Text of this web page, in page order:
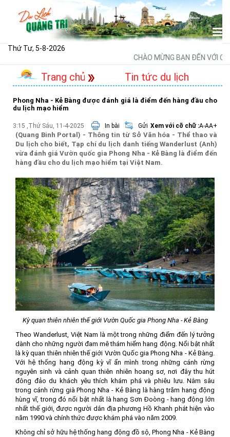
Thứ Tư, 5-8-2026
CHÀO MỪNG BẠN ĐẾN VỚI
Trang chủ Tin tức du lịch
Phong Nha - Kẻ Bàng được đánh giá là điểm đến hàng đầu cho
du lịch mạo hiểm
3:15 ,Thứ Sáu, 11-4-2025 In bài Gửi Xem với cỡ chữ :A-AA+
(Quang Binh Portal) - Thông tin từ Sở Văn hóa - Thể thao và
Du lịch cho biết, Tạp chí du lịch danh tiếng Wanderlust (Anh)
vừa đánh giá Vườn quốc gia Phong Nha - Kẻ Bàng là điểm đến
hàng đầu cho du lịch mạo hiểm tại Việt Nam.
Kỳ quan thiên nhiên thế giới Vườn Quốc gia Phong Nha - Kẻ Bàng
Theo Wanderlust, Việt Nam là một trong những điểm đến lý tưởng
dành cho những người đam mê thám hiểm hang động. Nổi bật nhất
là kỳ quan thiên nhiên thế giới Vườn Quốc gia Phong Nha - Kẻ Bàng.
Với hệ thống hang động kỳ vĩ ẩn mình trong những cánh rừng
nguyên sinh và cảnh quan thiên nhiên hoang sơ, nơi đây thu hút
đông đảo du khách yêu thích khám phá và phiêu lưu. Nằm sâu
trong cánh rừng già Phong Nha - Kẻ Bàng là hàng trăm hang động
hùng vĩ, trong đó nổi bật nhất là hang Sơn Đoòng - hang động lớn
nhất thế giới, được người dân địa phương Hồ Khanh phát hiện vào
năm 1990 và chính thức được khám phá vào năm 2009.
Không chỉ sở hữu hệ thống hang động đồ sộ, Phong Nha - Kẻ Bàng